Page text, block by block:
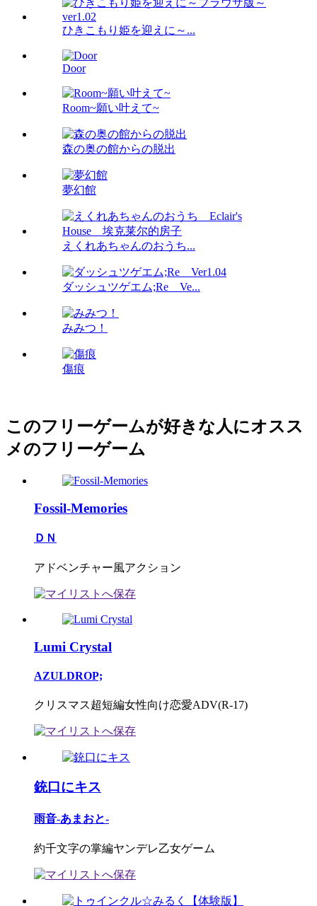
ひきこもり姫を迎えに～...
Door
Room~願い叶えて~
森の奥の館からの脱出
夢幻館
えくれあちゃんのおうち...
ダッシュツゲエム;Re Ve...
みみつ！
傷痕
このフリーゲームが好きな人にオスス
メのフリーゲーム
Fossil-Memories
ＤＮ
アドベンチャー風アクション
Lumi Crystal
AZULDROP;
クリスマス超短編女性向け恋愛ADV(R-17)
銃口にキス
雨音‐あまおと‐
約千文字の掌編ヤンデレ乙女ゲーム